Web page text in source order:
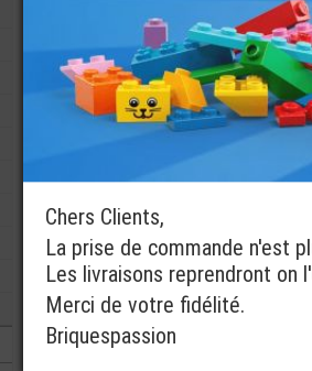
Chers Clients,
La prise de commande n'est
Les livraisons reprendront on
Merci de votre fidélité.
Briquespassion